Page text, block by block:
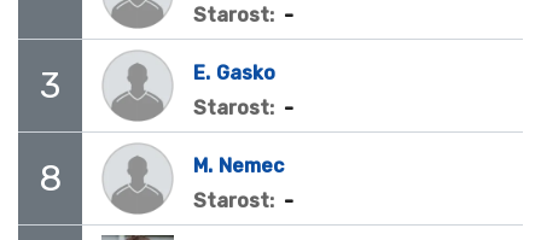
Starost: -
3 E. Gasko
Starost: -
8 M. Nemec
Starost: -